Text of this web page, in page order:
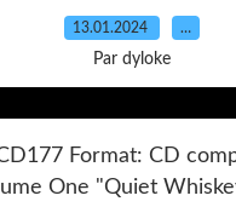
13.01.2024 …
Par dyloke
Format: CD
One "Quiet